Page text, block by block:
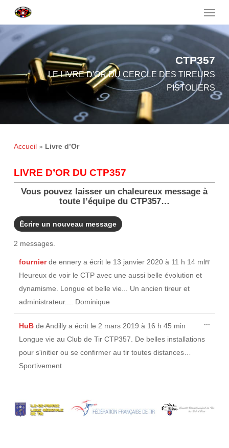
main
content
Menu
CTP357
LE LIVRE D'OR DU CERCLE DES TIREURS
PISTOLIERS
Accueil» Livre d’Or
LIVRE D’OR DU CTP357
Vous pouvez laisser un chaleureux message à
toute l’équipe du CTP357…
2 messages.
fournier de ennery a écrit le 13 janvier 2020 à 11 h 14 min
Heureux de voir le CTP avec une aussi belle évolution et
dynamisme. Longue et belle vie... Un ancien tireur et
administrateur.... Dominique
...
HuB de Andilly a écrit le 2 mars 2019 à 16 h 45 min
Longue vie au Club de Tir CTP357. De belles installations
pour s'initier ou se confirmer au tir toutes distances…
Sportivement
...